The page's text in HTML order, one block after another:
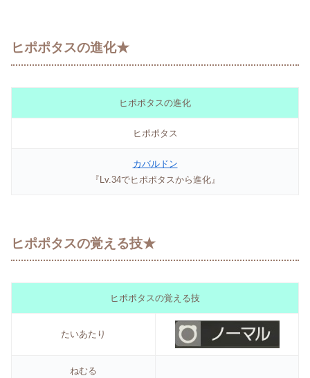
ヒポポタスの進化★
ヒポポタスの進化
ヒポポタス
カバルドン
『Lv.34でヒポポタスから進化』
ヒポポタスの覚える技★
ヒポポタスの覚える技
たいあたり
ねむる